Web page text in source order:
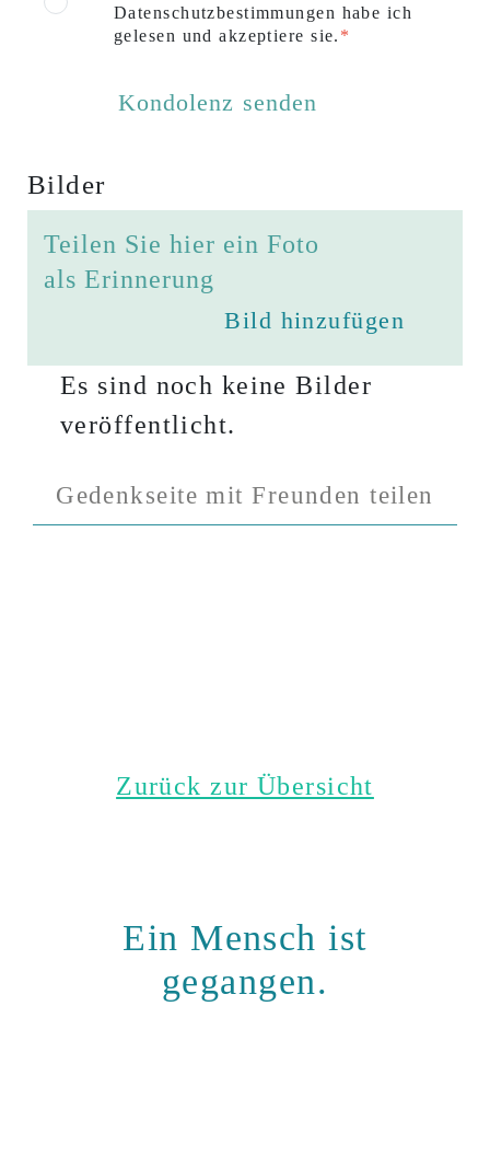
Datenschutzbestimmungen habe ich
gelesen und akzeptiere sie.
Bilder
Teilen Sie hier ein Foto
als Erinnerung
Bild hinzufügen
Es sind noch keine Bilder
veröffentlicht.
Gedenkseite mit Freunden teilen
Zurück zur Übersicht
Ein Mensch ist
gegangen.